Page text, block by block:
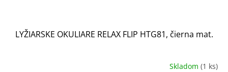
LYŽIARSKE OKULIARE RELAX FLIP HTG81, čierna mat.
Skladom (1 ks)